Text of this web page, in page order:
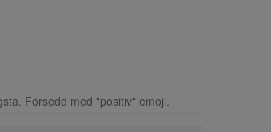
Försedd med "positiv" emoji.